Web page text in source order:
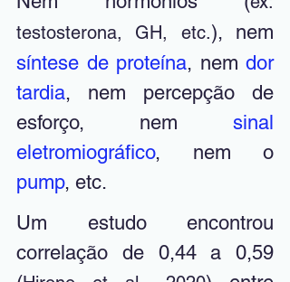
testosterona, GH, etc.
síntese de proteína, nem dor
tardia, nem percepção de
esforço, nem sinal
eletromiográfico
pump, etc.
Um estudo encontrou
correlação de 0,44 a 0,59